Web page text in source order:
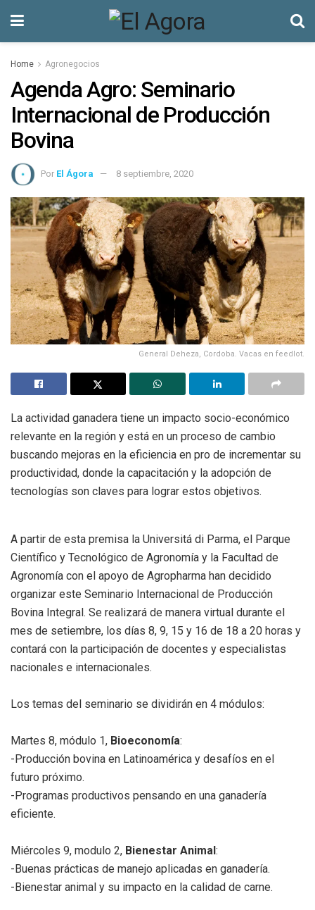
Home Agronegocios
Agenda Agro: Seminario
Internacional de Producción
Bovina
Por El Ágora 8 septiembre, 2020
General Deheza, Cordoba. Vacas en feedlot.
La actividad ganadera tiene un impacto socio-económico
relevante en la región y está en un proceso de cambio
buscando mejoras en la eficiencia en pro de incrementar su
productividad, donde la capacitación y la adopción de
tecnologías son claves para lograr estos objetivos.
A partir de esta premisa la Universitá di Parma, el Parque
Científico y Tecnológico de Agronomía y la Facultad de
Agronomía con el apoyo de Agropharma han decidido
organizar este Seminario Internacional de Producción
Bovina Integral. Se realizará de manera virtual durante el
mes de setiembre, los días 8, 9, 15 y 16 de 18 a 20 horas y
contará con la participación de docentes y especialistas
nacionales e internacionales.
Los temas del seminario se dividirán en 4 módulos:
Martes 8, módulo 1, Bioeconomía:
-Producción bovina en Latinoamérica y desafíos en el
futuro próximo.
-Programas productivos pensando en una ganadería
eficiente.
Miércoles 9, modulo 2, Bienestar Animal:
-Buenas prácticas de manejo aplicadas en ganadería.
-Bienestar animal y su impacto en la calidad de carne.